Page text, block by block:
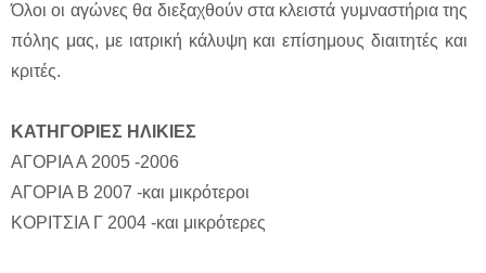
Όλοι οι αγώνες θα διεξαχθούν στα κλειστά γυμναστήρια της
πόλης μας, με ιατρική κάλυψη και επίσημους διαιτητές και
κριτές.
ΚΑΤΗΓΟΡΙΕΣ ΗΛΙΚΙΕΣ
ΑΓΟΡΙΑ Α 2005 -2006
ΑΓΟΡΙΑ Β 2007 -και μικρότεροι
ΚΟΡΙΤΣΙΑ Γ 2004 -και μικρότερες